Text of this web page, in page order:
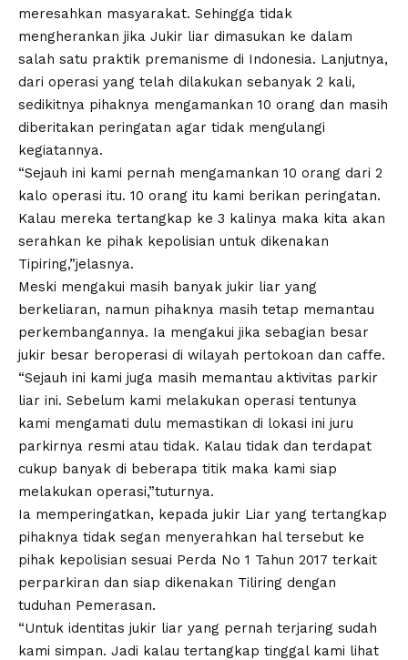
meresahkan masyarakat. Sehingga tidak
mengherankan jika Jukir liar dimasukan ke dalam
salah satu praktik premanisme di Indonesia. Lanjutnya,
dari operasi yang telah dilakukan sebanyak 2 kali,
sedikitnya pihaknya mengamankan 10 orang dan masih
diberitakan peringatan agar tidak mengulangi
kegiatannya.
“Sejauh ini kami pernah mengamankan 10 orang dari 2
kalo operasi itu. 10 orang itu kami berikan peringatan.
Kalau mereka tertangkap ke 3 kalinya maka kita akan
serahkan ke pihak kepolisian untuk dikenakan
Tipiring,”jelasnya.
Meski mengakui masih banyak jukir liar yang
berkeliaran, namun pihaknya masih tetap memantau
perkembangannya. Ia mengakui jika sebagian besar
jukir besar beroperasi di wilayah pertokoan dan caffe.
“Sejauh ini kami juga masih memantau aktivitas parkir
liar ini. Sebelum kami melakukan operasi tentunya
kami mengamati dulu memastikan di lokasi ini juru
parkirnya resmi atau tidak. Kalau tidak dan terdapat
cukup banyak di beberapa titik maka kami siap
melakukan operasi,”tuturnya.
Ia memperingatkan, kepada jukir Liar yang tertangkap
pihaknya tidak segan menyerahkan hal tersebut ke
pihak kepolisian sesuai Perda No 1 Tahun 2017 terkait
perparkiran dan siap dikenakan Tiliring dengan
tuduhan Pemerasan.
“Untuk identitas jukir liar yang pernah terjaring sudah
kami simpan. Jadi kalau tertangkap tinggal kami lihat